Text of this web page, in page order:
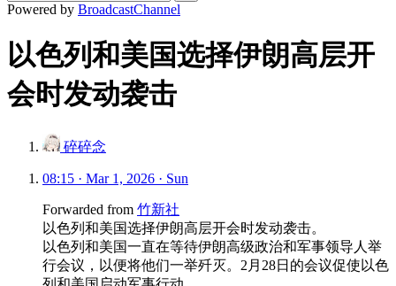
Powered by BroadcastChannel
以色列和美国选择伊朗高层开
会时发动袭击
碎碎念
08:15 · Mar 1, 2026 · Sun
Forwarded from 竹新社
以色列和美国选择伊朗高层开会时发动袭击。
以色列和美国一直在等待伊朗高级政治和军事领导人举
行会议，以便将他们一举歼灭。2月28日的会议促使以色